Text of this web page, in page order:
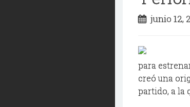
junio 12,
para
creó una
partido, a la